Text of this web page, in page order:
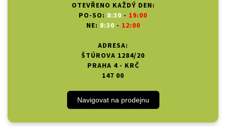
OTEVŘENO KAŽDÝ DEN:
PO-SO: 8:30 - 19:00
NE: 8:30 - 12:00
ADRESA:
ŠTÚROVA 1284/20
PRAHA 4 - KRČ
147 00
Navigovat na prodejnu